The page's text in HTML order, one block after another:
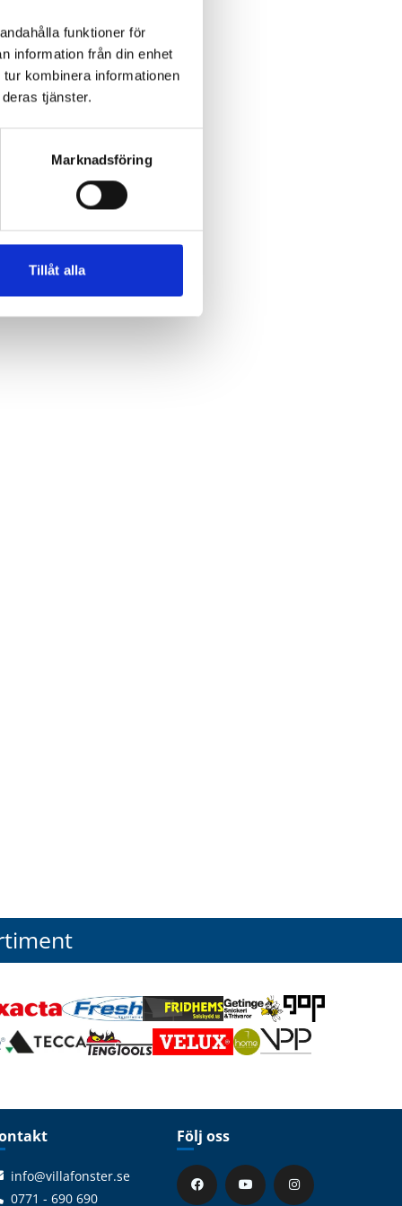
funktioner för
information från din enhet
kombinera informationen
tjänster.
Marknadsföring
Tillåt alla
info@villafonster.se
0771 - 690 690
Följ oss